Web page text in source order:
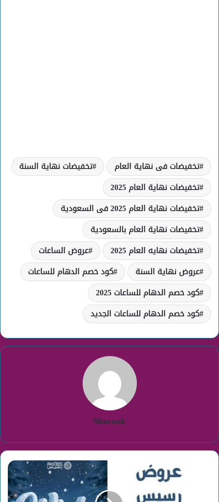
تخفيضات فى نهاية العام
تخفيضات نهاية السنة
تخفيضات نهاية العام 2025
تخفيضات نهاية العام 2025 فى السعودية
تخفيضات نهاية العام بالسعودية
تخفيضات نهايه العام 2025
عروض الساعات
عروض نهاية السنة
كود خصم الدهام للساعات
كود خصم الدهام للساعات 2025
كود خصم الدهام للساعات الجديد
Shorouk